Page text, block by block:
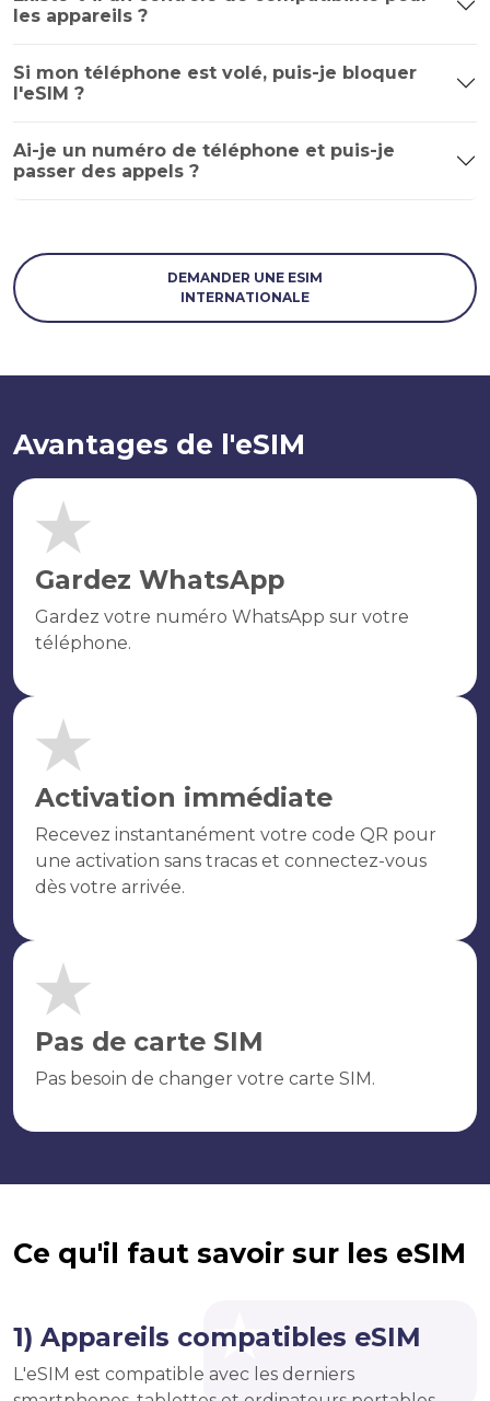
les appareils ?
Si mon téléphone est volé, puis-je bloquer
l'eSIM ?
Ai-je un numéro de téléphone et puis-je
passer des appels ?
DEMANDER UNE ESIM
INTERNATIONALE
Avantages de l'eSIM
Gardez WhatsApp
Gardez votre numéro WhatsApp sur votre
téléphone.
Activation immédiate
Recevez instantanément votre code QR pour
une activation sans tracas et connectez-vous
dès votre arrivée.
Pas de carte SIM
Pas besoin de changer votre carte SIM.
Ce qu'il faut savoir sur les eSIM
1) Appareils compatibles eSIM
L'eSIM est compatible avec les derniers